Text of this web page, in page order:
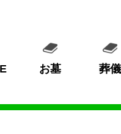
お墓 葬儀